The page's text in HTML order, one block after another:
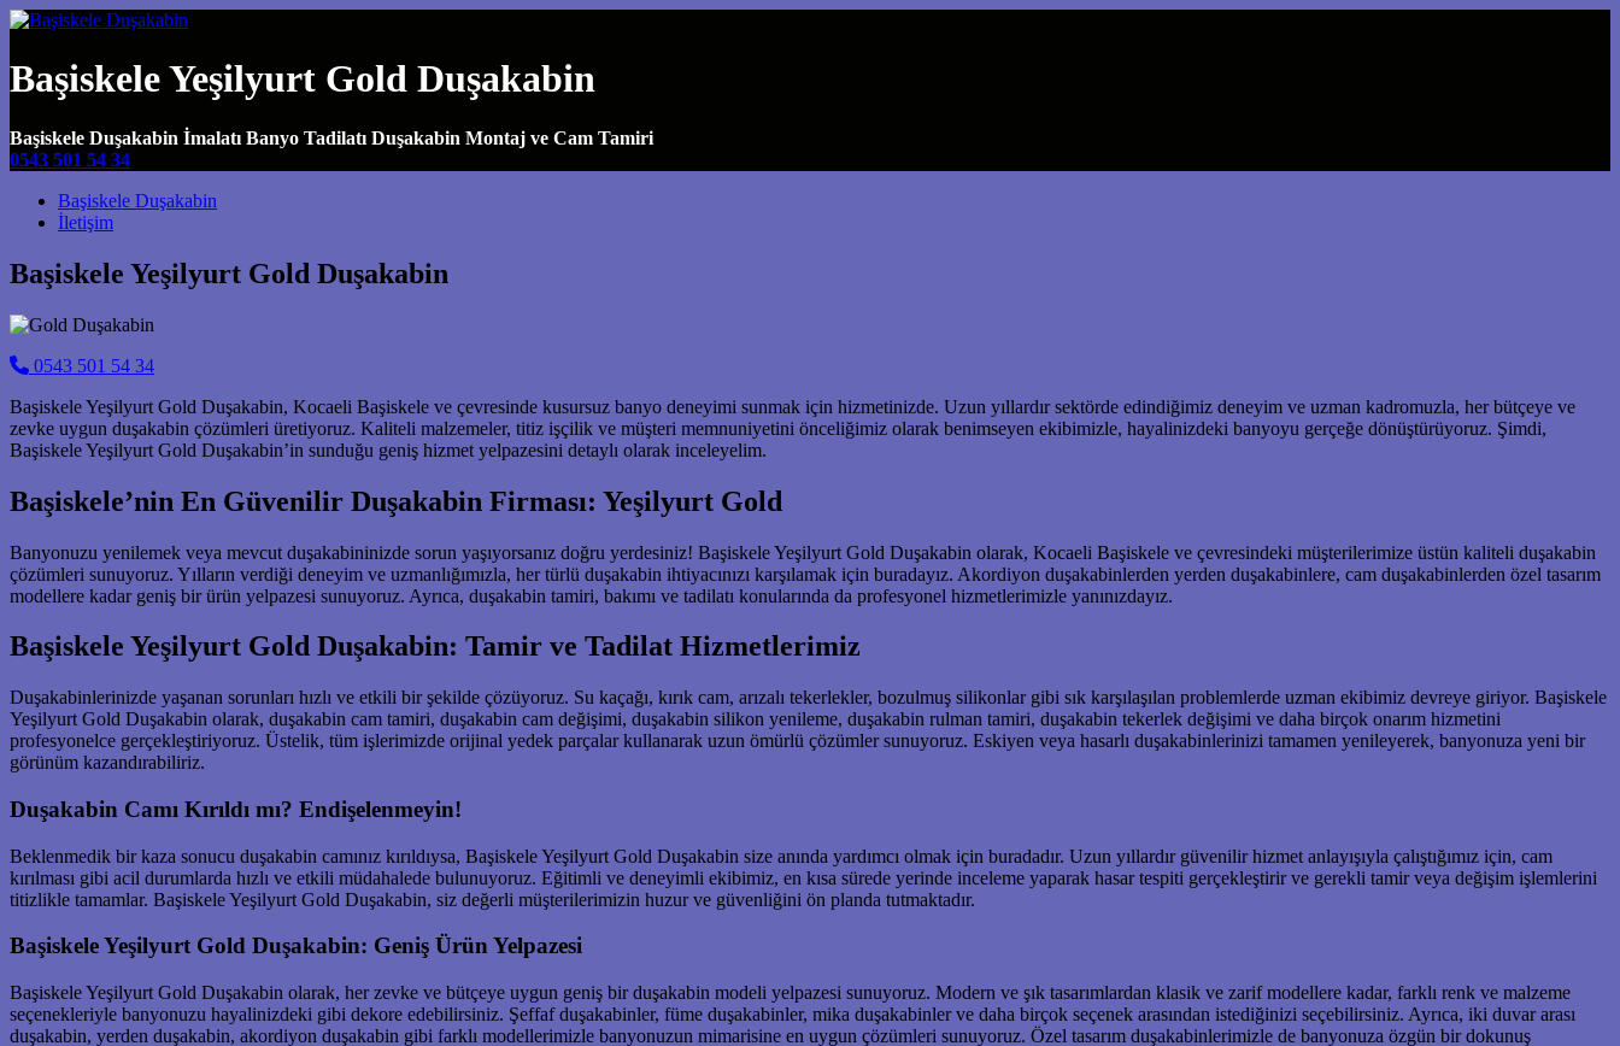
Başiskele Yeşilyurt Gold Duşakabin
Başiskele Duşakabin İmalatı Banyo Tadilatı Duşakabin Montaj ve Cam Tamiri
0543 501 54 34
Main Navigation
Başiskele Duşakabin
İletişim
Başiskele Yeşilyurt Gold Duşakabin
0543 501 54 34
Başiskele Yeşilyurt Gold Duşakabin, Kocaeli Başiskele ve çevresinde kusursuz banyo deneyimi sunmak için hizmetinizde. Uzun yıllardır sektörde edindiğimiz deneyim ve uzman kadromuzla, her bütçeye ve
zevke uygun duşakabin çözümleri üretiyoruz. Kaliteli malzemeler, titiz işçilik ve müşteri memnuniyetini önceliğimiz olarak benimseyen ekibimizle, hayalinizdeki banyoyu gerçeğe dönüştürüyoruz. Şimdi,
Başiskele Yeşilyurt Gold Duşakabin’in sunduğu geniş hizmet yelpazesini detaylı olarak inceleyelim.
Başiskele’nin En Güvenilir Duşakabin Firması: Yeşilyurt Gold
Banyonuzu yenilemek veya mevcut duşakabininizde sorun yaşıyorsanız doğru yerdesiniz! Başiskele Yeşilyurt Gold Duşakabin olarak, Kocaeli Başiskele ve çevresindeki müşterilerimize üstün kaliteli duşakabin
çözümleri sunuyoruz. Yılların verdiği deneyim ve uzmanlığımızla, her türlü duşakabin ihtiyacınızı karşılamak için buradayız. Akordiyon duşakabinlerden yerden duşakabinlere, cam duşakabinlerden özel tasarım
modellere kadar geniş bir ürün yelpazesi sunuyoruz. Ayrıca, duşakabin tamiri, bakımı ve tadilatı konularında da profesyonel hizmetlerimizle yanınızdayız.
Başiskele Yeşilyurt Gold Duşakabin: Tamir ve Tadilat Hizmetlerimiz
Duşakabinlerinizde yaşanan sorunları hızlı ve etkili bir şekilde çözüyoruz. Su kaçağı, kırık cam, arızalı tekerlekler, bozulmuş silikonlar gibi sık karşılaşılan problemlerde uzman ekibimiz devreye giriyor. Başiskele
Yeşilyurt Gold Duşakabin olarak, duşakabin cam tamiri, duşakabin cam değişimi, duşakabin silikon yenileme, duşakabin rulman tamiri, duşakabin tekerlek değişimi ve daha birçok onarım hizmetini
profesyonelce gerçekleştiriyoruz. Üstelik, tüm işlerimizde orijinal yedek parçalar kullanarak uzun ömürlü çözümler sunuyoruz. Eskiyen veya hasarlı duşakabinlerinizi tamamen yenileyerek, banyonuza yeni bir
görünüm kazandırabiliriz.
Duşakabin Camı Kırıldı mı? Endişelenmeyin!
Beklenmedik bir kaza sonucu duşakabin camınız kırıldıysa, Başiskele Yeşilyurt Gold Duşakabin size anında yardımcı olmak için buradadır. Uzun yıllardır güvenilir hizmet anlayışıyla çalıştığımız için, cam
kırılması gibi acil durumlarda hızlı ve etkili müdahalede bulunuyoruz. Eğitimli ve deneyimli ekibimiz, en kısa sürede yerinde inceleme yaparak hasar tespiti gerçekleştirir ve gerekli tamir veya değişim işlemlerini
titizlikle tamamlar. Başiskele Yeşilyurt Gold Duşakabin, siz değerli müşterilerimizin huzur ve güvenliğini ön planda tutmaktadır.
Başiskele Yeşilyurt Gold Duşakabin: Geniş Ürün Yelpazesi
Başiskele Yeşilyurt Gold Duşakabin olarak, her zevke ve bütçeye uygun geniş bir duşakabin modeli yelpazesi sunuyoruz. Modern ve şık tasarımlardan klasik ve zarif modellere kadar, farklı renk ve malzeme
seçenekleriyle banyonuzu hayalinizdeki gibi dekore edebilirsiniz. Şeffaf duşakabinler, füme duşakabinler, mika duşakabinler ve daha birçok seçenek arasından istediğinizi seçebilirsiniz. Ayrıca, iki duvar arası
duşakabin, yerden duşakabin, akordiyon duşakabin gibi farklı modellerimizle banyonuzun mimarisine en uygun çözümleri sunuyoruz. Özel tasarım duşakabinlerimizle de banyonuza özgün bir dokunuş